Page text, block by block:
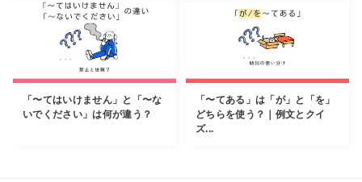
「〜てはいけません」と「〜な
いでください」は何が違う？
「〜てある」は「が」と「を」
どちらを使う？｜例文とクイ
ズ...